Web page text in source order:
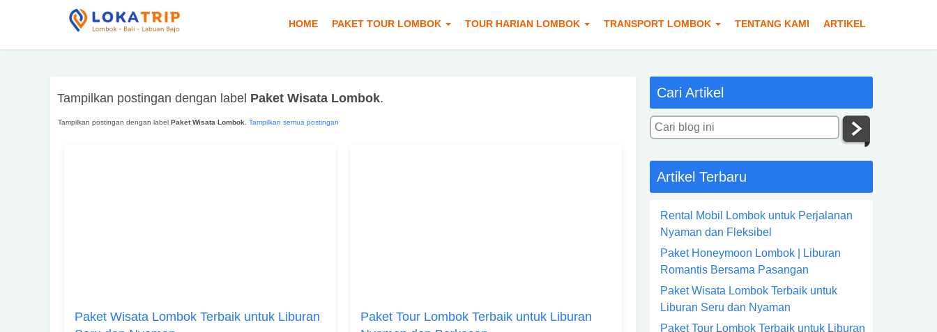
HOME PAKET TOUR LOMBOK TOUR HARIAN LOMBOK TRANSPORT LOMBOK TENTANG KAMI ARTIKEL
Tampilkan postingan dengan label Paket Wisata Lombok.
Tampilkan postingan dengan label Paket Wisata Lombok Tampilkan semua postingan
Paket Wisata Lombok Terbaik untuk Liburan
Paket Tour Lombok Terbaik untuk Liburan
Cari Artikel
Artikel Terbaru
Rental Mobil Lombok untuk Perjalanan
Nyaman dan Fleksibel
Paket Honeymoon Lombok | Liburan
Romantis Bersama Pasangan
Paket Wisata Lombok Terbaik untuk
Liburan Seru dan Nyaman
Paket Tour Lombok Terbaik untuk Liburan